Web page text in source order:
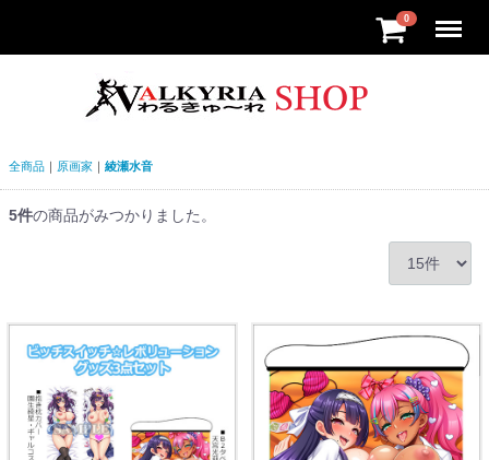
0
全商品 原画家 綾瀬水音
5件の商品がみつかりました。